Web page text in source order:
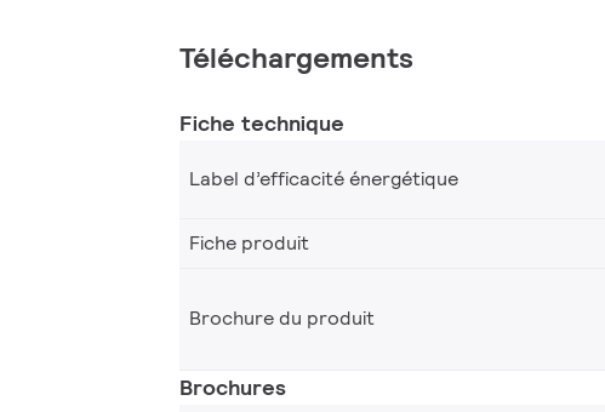
Téléchargements
Fiche technique
Label d’efficacité énergétique
Fiche produit
Brochure du produit
Brochures